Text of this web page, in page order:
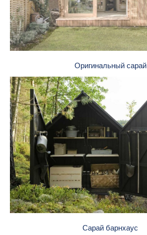
Оригинальный сарай
Сарай барнхаус